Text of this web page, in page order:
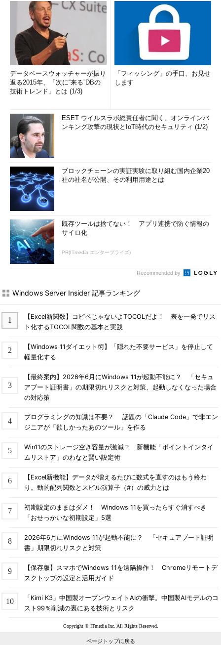
データベースウォッチャーが振り
返る2015年、「次に“来る”DBの
技術トレンド」とは (1/3)
「フィッシング」の手口、お見せ
します
ESET ウイルスラボ総責任者に聞く、オンラインバ
ンキング攻撃の現状とIoT時代のセキュリティ (1/2)
ブロックチェーンの実証実験に取り組む国内企業20
社の社名が公開、その利用用途とは
既存ツールは捨てない！ アプリ連携で防ぐ情報の
サイロ化
PR(ITmedia エンタープライズ)
Recommended by
Windows Server Insider 記事ランキング
【Excel新関数】コピペじゃないよTOCOLだよ！ 表を一発でリス
ト化するTOCOL関数の基本と実践
【Windows 11ダイエット術】「隠れた不要サービス」を停止して
軽量化する
【最終案内】2026年6月にWindows 11が起動不能に？ 「セキュ
アブート証明書」の期限切れリスクと対策、起動しなくなった場合
の対応策
プログラミングの知識は不要？ 話題の「Claude Code」で非エン
ジニアが「欲しかったあのツール」を作る
Win11のストレージ空き容量が激減？ 新機能「ポイントインタイ
ムリストア」のわなと賢い設定術
【Excel新機能】データが増えるたびに数式を直すのはもう終わ
り。動的配列関数とスピル演算子（#）の威力とは
初期設定のままはダメ！ Windows 11を買ったらすぐ消すべき
「おせっかいな初期設定」5選
2026年6月にWindows 11が起動不能に？ 「セキュアブート証明
書」期限切れリスクと対策
【保存版】スマホでWindows 11を遠隔操作！ Chromeリモートデ
スクトップの設定と活用ガイド
「Kimi K3」中国製オープンウェイトAIの衝撃。中国製AIモデルのコ
スト99％削減の裏にある技術とリスク
Copyright © ITmedia Inc. All Rights Reserved.
ページトップに戻る